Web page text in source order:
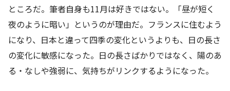
ところだ。筆者自身も11月は好きではない。「昼が短く
夜のように暗い」というのが理由だ。フランスに住むよう
になり、日本と違って四季の変化というよりも、日の長さ
の変化に敏感になった。日の長さばかりではなく、陽のあ
る・なしや強弱に、気持ちがリンクするようになった。